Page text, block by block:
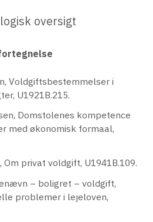
oversigt
Voldgiftsbestemmelser i
U1921B.215.
Domstolenes kompetence
med økonomisk formaal,
privat voldgift, U1941B.109.
– boligret – voldgift,
problemer i lejeloven,